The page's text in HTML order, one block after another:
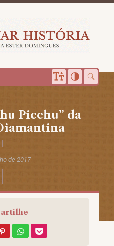
Picchu” da
de 2017